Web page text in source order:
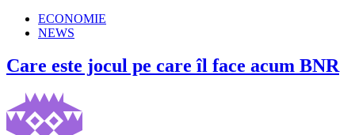
ECONOMIE
NEWS
Care este jocul pe care îl face acum BNR